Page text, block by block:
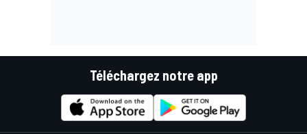
Téléchargez notre app